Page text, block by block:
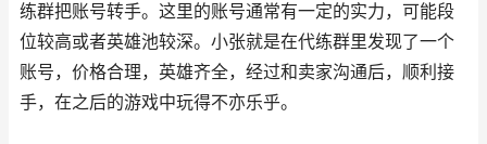
练群把账号转手。这里的账号通常有一定的实力，可能段
位较高或者英雄池较深。小张就是在代练群里发现了一个
账号，价格合理，英雄齐全，经过和卖家沟通后，顺利接
手，在之后的游戏中玩得不亦乐乎。